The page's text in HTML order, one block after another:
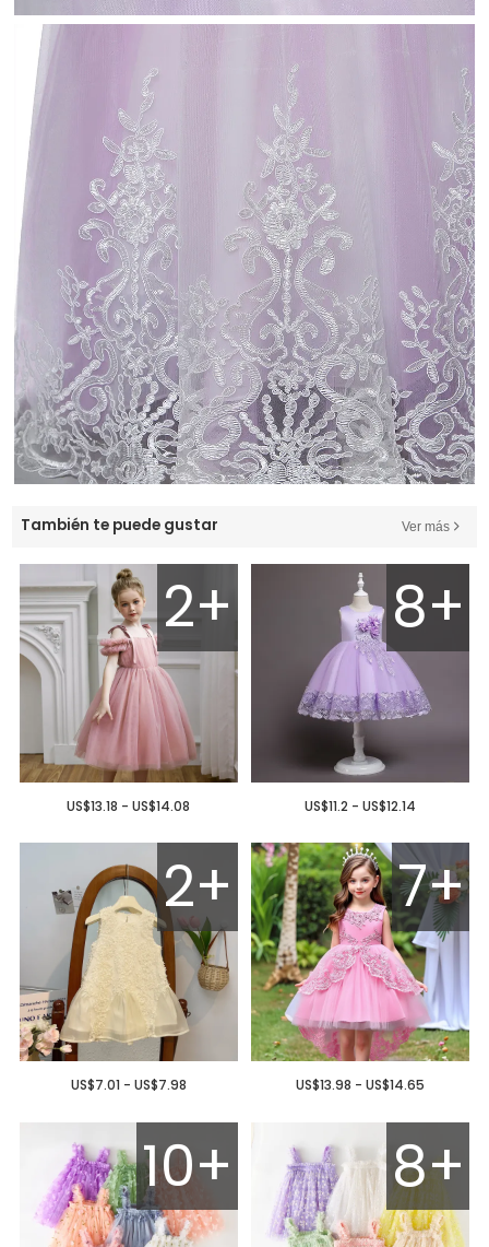
También te puede gustar Ver más
2+
US$13.18 - US$14.08
8+
US$11.2 - US$12.14
2+
US$7.01 - US$7.98
7+
US$13.98 - US$14.65
10+ 8+